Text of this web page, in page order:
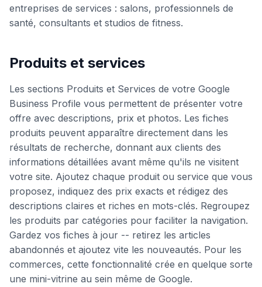
entreprises de services : salons, professionnels de
santé, consultants et studios de fitness.
Produits et services
Les sections Produits et Services de votre Google
Business Profile vous permettent de présenter votre
offre avec descriptions, prix et photos. Les fiches
produits peuvent apparaître directement dans les
résultats de recherche, donnant aux clients des
informations détaillées avant même qu'ils ne visitent
votre site. Ajoutez chaque produit ou service que vous
proposez, indiquez des prix exacts et rédigez des
descriptions claires et riches en mots-clés. Regroupez
les produits par catégories pour faciliter la navigation.
Gardez vos fiches à jour -- retirez les articles
abandonnés et ajoutez vite les nouveautés. Pour les
commerces, cette fonctionnalité crée en quelque sorte
une mini-vitrine au sein même de Google.